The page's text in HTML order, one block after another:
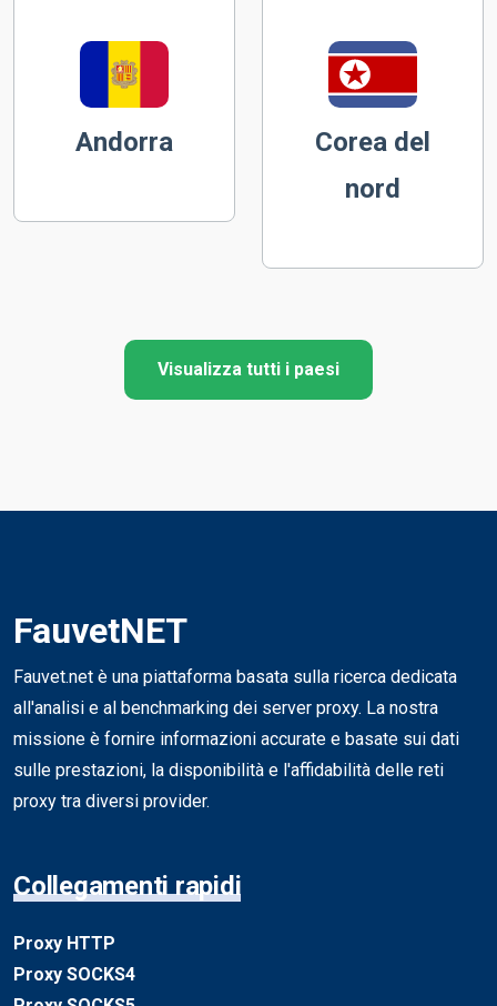
Andorra
Corea del
nord
Visualizza tutti i paesi
FauvetNET
Fauvet.net è una piattaforma basata sulla ricerca dedicata
all'analisi e al benchmarking dei server proxy. La nostra
missione è fornire informazioni accurate e basate sui dati
sulle prestazioni, la disponibilità e l'affidabilità delle reti
proxy tra diversi provider.
Collegamenti rapidi
Proxy HTTP
Proxy SOCKS4